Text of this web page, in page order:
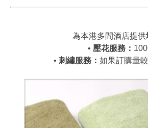
為本港多間酒店提供
• 壓花服務：
• 刺繡服務： 如果訂購量